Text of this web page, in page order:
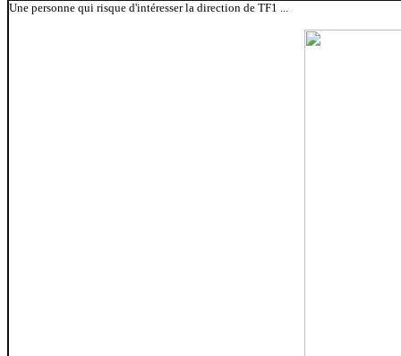
Une personne qui risque d'intéresser la direction de TF1 ...